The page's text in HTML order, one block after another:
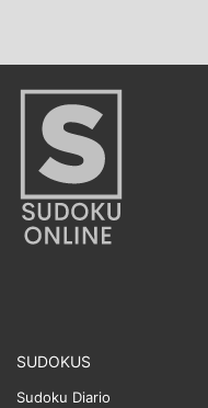
SUDOKUS
Sudoku Diario